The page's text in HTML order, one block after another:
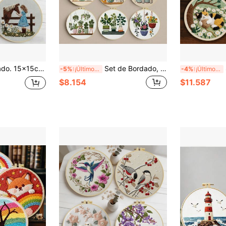
Para Principiantes. Regalo Perfecto para Familia/Amigos. Arte DIY Fácil para Decoración de Pared del Hogar/Oficina. -5% ¡Últimos 3 días Set de Bordado, 20x20cm/7.9x7.9 Pulgadas, Planta en Maceta, Impresión Plana 2D Bordado Hecho a Mano DIY para Principiantes, Incluye Tela de Bordado, Manual de Instrucciones, Marco de Bordado, Aguja e Hilo, Obra de Arte Hecha a Mano como Regalo para Amigos o Familia
$8.154
-4% ¡Últimos 3 días
$11.587